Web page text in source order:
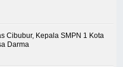
Cibubur, Kepala SMPN 1 Kota
Darma